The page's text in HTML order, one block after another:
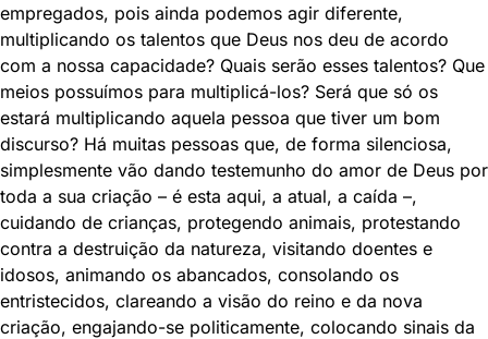
empregados, pois ainda podemos agir diferente,
multiplicando os talentos que Deus nos deu de acordo
com a nossa capacidade? Quais serão esses talentos? Que
meios possuímos para multiplicá-los? Será que só os
estará multiplicando aquela pessoa que tiver um bom
discurso? Há muitas pessoas que, de forma silenciosa,
simplesmente vão dando testemunho do amor de Deus por
toda a sua criação – é esta aqui, a atual, a caída –,
cuidando de crianças, protegendo animais, protestando
contra a destruição da natureza, visitando doentes e
idosos, animando os abancados, consolando os
entristecidos, clareando a visão do reino e da nova
criação, engajando-se politicamente, colocando sinais da